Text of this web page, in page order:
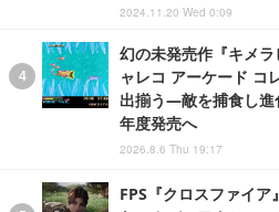
2024.11.20 Wed 0:09
幻の未発売作『キメ
ャレコ アーケード コ
出揃う―敵を捕食し進
年度発売へ
2026.8.6 Thu 19:17
FPS『クロスファイ